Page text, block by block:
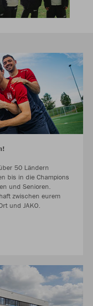
50 Ländern
bis in die Champions
und Senioren.
zwischen eurem
und JAKO.